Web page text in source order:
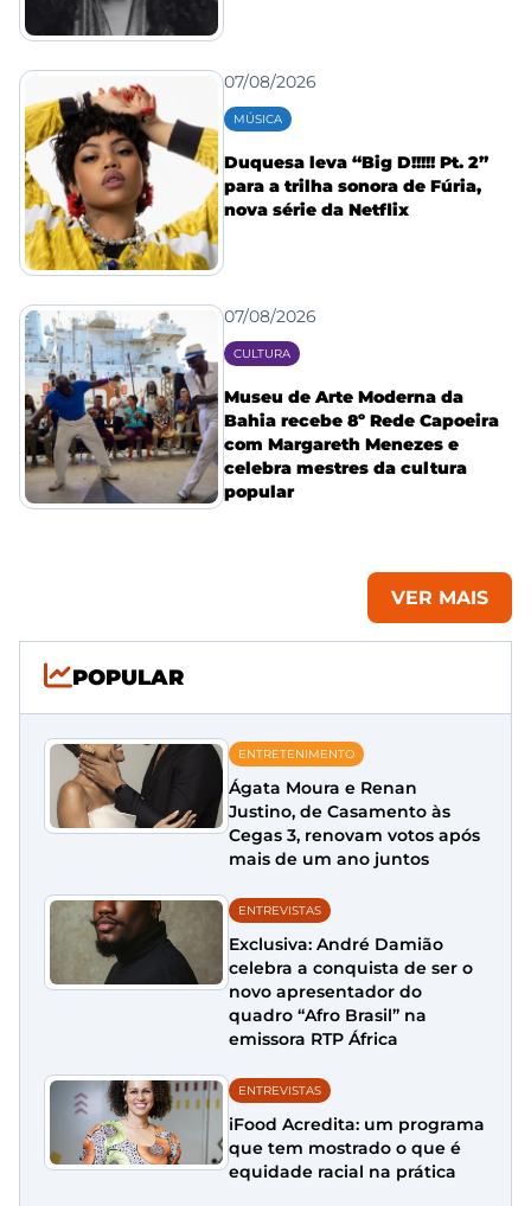
07/08/2026
MÚSICA
Duquesa leva “Big D!!!!! Pt. 2”
para a trilha sonora de Fúria,
nova série da Netflix
07/08/2026
CULTURA
Museu de Arte Moderna da
Bahia recebe 8º Rede Capoeira
com Margareth Menezes e
celebra mestres da cultura
popular
VER MAIS
POPULAR
ENTRETENIMENTO
Ágata Moura e Renan
Justino, de Casamento às
Cegas 3, renovam votos após
mais de um ano juntos
ENTREVISTAS
Exclusiva: André Damião
celebra a conquista de ser o
novo apresentador do
quadro “Afro Brasil” na
emissora RTP África
ENTREVISTAS
iFood Acredita: um programa
que tem mostrado o que é
equidade racial na prática